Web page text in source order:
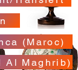
(Maroc)
Al Maghrib)